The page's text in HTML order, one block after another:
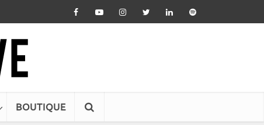
BOUTIQUE